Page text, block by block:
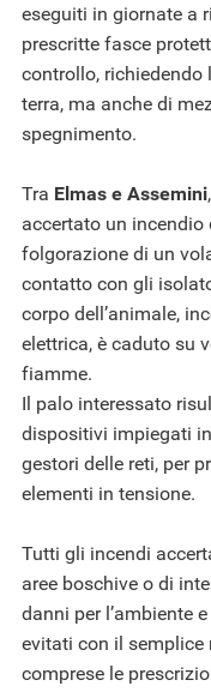
eseguiti in giornate a
prescritte fasce
controllo, richiedendo
terra, ma anche di
spegnimento.
Tra Elmas e Assemini
accertato un
folgorazione di un
contatto con gli
corpo dell’animale,
elettrica, è caduto su
fiamme.
Il palo interessato
dispositivi impiegati
gestori delle reti, per
elementi in tensione.
Tutti gli incendi
aree boschive o di
danni per l’ambiente
evitati con il semplice
comprese le